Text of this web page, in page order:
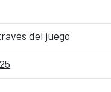
del juego